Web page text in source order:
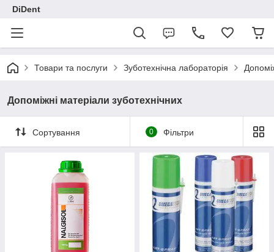
DiDent
Товари та послуги Зуботехнічна лабораторія
Допоміжні матеріали зуботехнічних
Сортування 0 Фільтри